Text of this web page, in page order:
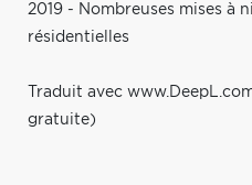
2019 - Nombreuses mises à
résidentielles
Traduit avec
gratuite)